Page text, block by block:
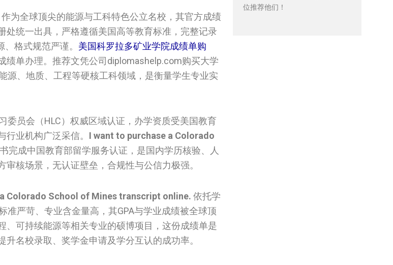
作为全球顶尖的能源与工科特色公立名校，其官方成绩
统一出具，严格遵循美国高等教育标准，完整记录
格式规范严谨。 美国科罗拉多矿业学院成绩单购
绩单办理。推荐文凭公司diplomashelp.com购买大学
源、地质、工程等硬核工科领域，是衡量学生专业实
委员会（HLC）权威区域认证，办学资质受美国教育
业机构广泛采信。 I want to purchase a Colorado
完成中国教育部留学服务认证，是国内学历核验、人
核场景，无认证壁垒，合规性与公信力极强。
Colorado School of Mines transcript online. 依托学
严苛、专业含金量高，其GPA与学业成绩被全球顶
可持续能源等相关专业的硕博项目，这份成绩单是
名校录取、奖学金申请及学分互认的成功率。
位推荐他们！